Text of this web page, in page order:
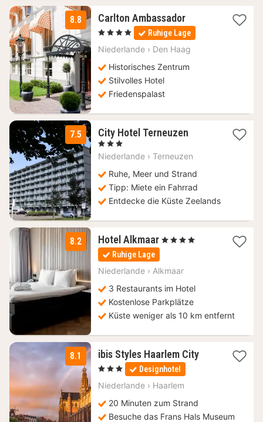
8.8 Carlton Ambassador1
Nacht
ab
180,10
, 4 Sterne Ruhige Lage
Niederlande › Den Haag
Historisches Zentrum
Stilvolles Hotel
Friedenspalast
7.5 City Hotel Terneuzen1
ab
€
, 3 Sterne
Niederlande › Terneuzen
Ruhe, Meer und Strand
Tipp: Miete ein Fahrrad
Entdecke die Küste Zeelands
8.2 Hotel Alkmaar 1
144
, 4 Sterne
Ruhige Lage
Niederlande › Alkmaar
3 Restaurants im Hotel
Kostenlose Parkplätze
Küste weniger als 10 km entfernt
8.1 ibis Styles Haarlem City1
, 3 Sterne Designhotel
Niederlande › Haarlem
20 Minuten zum Strand
Besuche das Frans Hals Museum